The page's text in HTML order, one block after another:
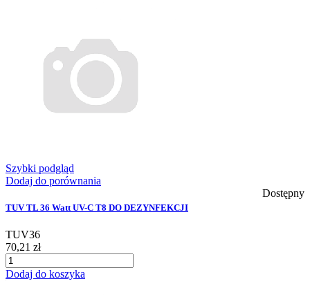
Szybki podgląd
Dodaj do porównania
Dostępny
TUV TL 36 Watt UV-C T8 DO DEZYNFEKCJI
TUV36
70,21 zł
Dodaj do koszyka